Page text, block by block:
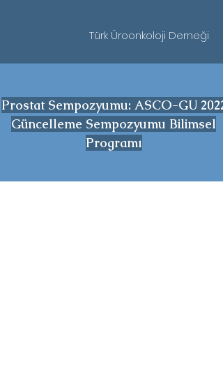
Türk Üroonkoloji Derneği
Prostat Sempozyumu: ASCO-GU 2022
Güncelleme Sempozyumu Bilimsel
Programı